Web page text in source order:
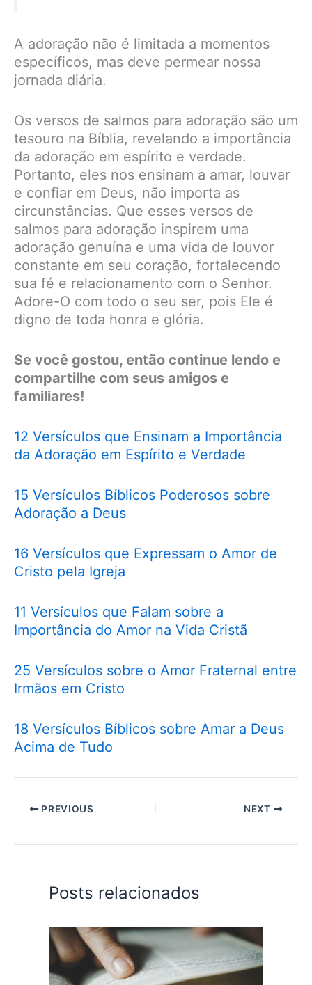
A adoração não é limitada a momentos
específicos, mas deve permear nossa
jornada diária.
Os versos de salmos para adoração são um
tesouro na Bíblia, revelando a importância
da adoração em espírito e verdade.
Portanto, eles nos ensinam a amar, louvar
e confiar em Deus, não importa as
circunstâncias. Que esses versos de
salmos para adoração inspirem uma
adoração genuína e uma vida de louvor
constante em seu coração, fortalecendo
sua fé e relacionamento com o Senhor.
Adore-O com todo o seu ser, pois Ele é
digno de toda honra e glória.
Se você gostou, então continue lendo e
compartilhe com seus amigos e
familiares!
12 Versículos que Ensinam a Importância
da Adoração em Espírito e Verdade
15 Versículos Bíblicos Poderosos sobre
Adoração a Deus
16 Versículos que Expressam o Amor de
Cristo pela Igreja
11 Versículos que Falam sobre a
Importância do Amor na Vida Cristã
25 Versículos sobre o Amor Fraternal entre
Irmãos em Cristo
18 Versículos Bíblicos sobre Amar a Deus
Acima de Tudo
PREVIOUS NEXT
Posts relacionados